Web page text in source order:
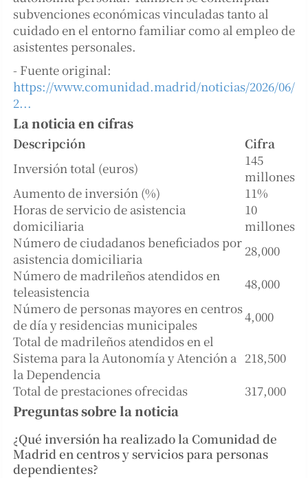
subvenciones económicas vinculadas tanto al
cuidado en el entorno familiar como al empleo de
asistentes personales.
- Fuente original:
https://www.comunidad.madrid/noticias/2026/06/
2...
La noticia en cifras
Descripción
Cifra
Inversión total (euros)
145
millones
Aumento de inversión (%)
11%
Horas de servicio de asistencia
domiciliaria
10
millones
Número de ciudadanos beneficiados por
asistencia domiciliaria
28,000
Número de madrileños atendidos en
teleasistencia
48,000
Número de personas mayores en centros
de día y residencias municipales
4,000
Total de madrileños atendidos en el
Sistema para la Autonomía y Atención a
la Dependencia
218,500
Total de prestaciones ofrecidas
317,000
Preguntas sobre la noticia
¿Qué inversión ha realizado la Comunidad de
Madrid en centros y servicios para personas
dependientes?